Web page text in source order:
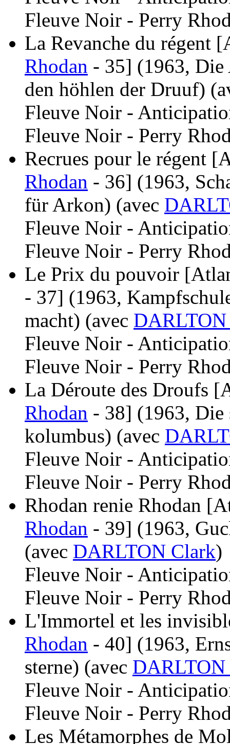
Fleuve Noir - Perry
La Revanche du régent
Rhodan - 35] (1963, Die
den höhlen der Druuf)
Fleuve Noir -
Fleuve Noir - Perry
Recrues pour le régent
Rhodan - 36] (1963,
für Arkon) (avec
Fleuve Noir -
Fleuve Noir - Perry
Le Prix du pouvoir
- 37] (1963,
macht) (avec
Fleuve Noir -
Fleuve Noir - Perry
La Déroute des Droufs
Rhodan - 38] (1963, Die
kolumbus) (avec
Fleuve Noir -
Fleuve Noir - Perry
Rhodan renie Rhodan
Rhodan - 39] (1963,
(avec DARLTON Clark)
Fleuve Noir -
Fleuve Noir - Perry
L'Immortel et les
Rhodan - 40] (1963,
sterne) (avec
Fleuve Noir -
Fleuve Noir - Perry
Les Métamorphes de